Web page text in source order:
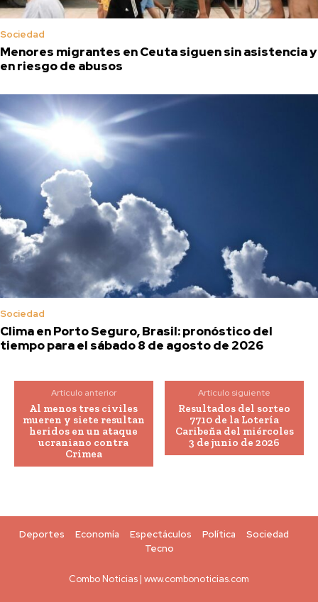
Sociedad
Menores migrantes en Ceuta siguen sin asistencia y
en riesgo de abusos
Sociedad
Clima en Porto Seguro, Brasil: pronóstico del
tiempo para el sábado 8 de agosto de 2026
Artículo anterior
Al menos tres civiles
mueren y siete resultan
heridos en un ataque
ucraniano contra
Crimea
Artículo siguiente
Resultados del sorteo
7710 de la Lotería
Caribeña del miércoles
3 de junio de 2026
Deportes Economía Espectáculos Política
Sociedad
Tecno
Combo Noticias | www.combonoticias.com